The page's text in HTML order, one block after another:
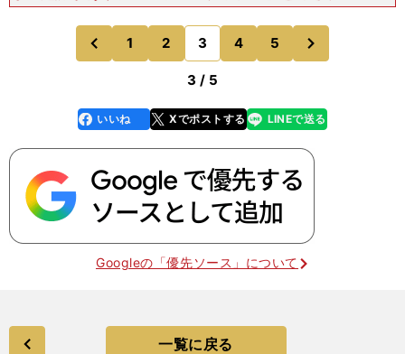
組織ディフェンスがチームの武器だ。さらに身長1
80cm・体重120kgの巨漢PR藤田康助（３年）らを
中心にF
前
のページへ
1 2 3 4 5
のページへ
3 / 5
faceboo
k
いいね Xでポストする
line LINEで送る
Googleの「優先ソース」について
一覧に戻る